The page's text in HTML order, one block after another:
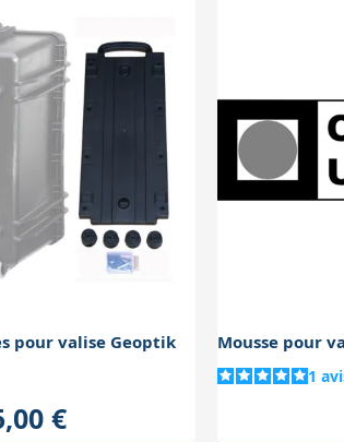
pour valise Geoptik
€
Mousse pour
1